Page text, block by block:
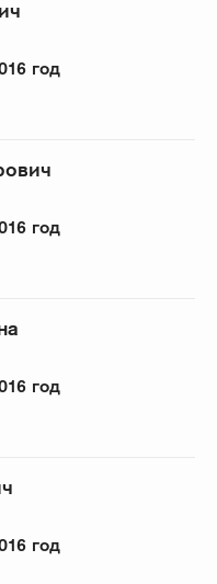
год
год
год
год